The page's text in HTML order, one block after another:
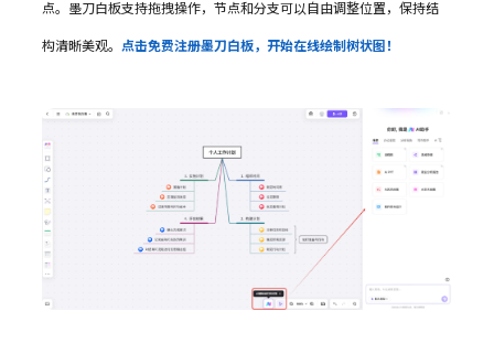
点。墨刀白板支持拖拽操作，节点和分支可以自由调整位置，保持结
构清晰美观。 点击免费注册墨刀白板，开始在线绘制树状图！